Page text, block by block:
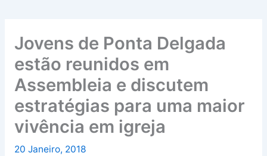
Jovens de Ponta Delgada
estão reunidos em
Assembleia e discutem
estratégias para uma maior
vivência em igreja
20 Janeiro, 2018